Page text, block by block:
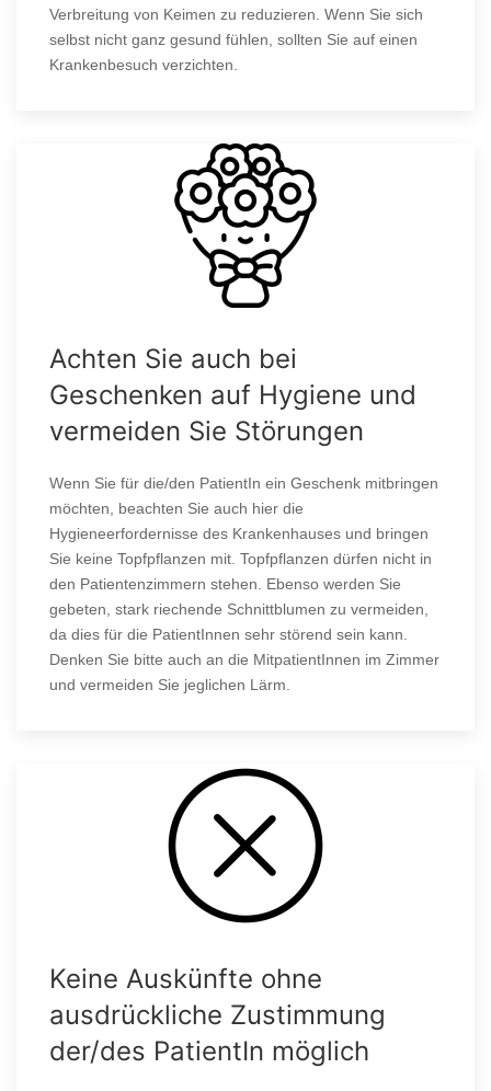
Verbreitung von Keimen zu reduzieren. Wenn Sie sich
selbst nicht ganz gesund fühlen, sollten Sie auf einen
Krankenbesuch verzichten.
Achten Sie auch bei
Geschenken auf Hygiene und
vermeiden Sie Störungen
Wenn Sie für die/den PatientIn ein Geschenk mitbringen
möchten, beachten Sie auch hier die
Hygieneerfordernisse des Krankenhauses und bringen
Sie keine Topfpflanzen mit. Topfpflanzen dürfen nicht in
den Patientenzimmern stehen. Ebenso werden Sie
gebeten, stark riechende Schnittblumen zu vermeiden,
da dies für die PatientInnen sehr störend sein kann.
Denken Sie bitte auch an die MitpatientInnen im Zimmer
und vermeiden Sie jeglichen Lärm.
Keine Auskünfte ohne
ausdrückliche Zustimmung
der/des PatientIn möglich